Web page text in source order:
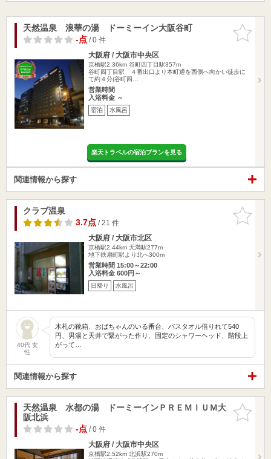
お気に入
りに追加
天然温泉 浪華の湯 ドーミーイン大阪谷町
-点/ 0 件
大阪府 / 大阪市中央区
京橋駅2.36km 谷町四丁目駅357m
谷町四丁目駅 ４番出口より本町通を西側へ向かい徒歩に
て約４分(谷町四…
営業時間
入浴料金 ～
宿泊 水風呂
楽天トラベルの宿泊プランを見る
関連情報から探す
お気に入
りに追加
クラブ温泉
3.7点/ 21 件
大阪府 / 大阪市北区
京橋駅2.44km 天満駅277m
地下鉄扇町駅より北へ300m
営業時間 15:00～22:00
入浴料金 600円～
日帰り 水風呂
40代 女
性
木札の靴箱、おばちゃんのいる番台、バスタオル借りれて540
円、男湯と天井で繋がった作り、固定のシャワーヘッド、階段上
がって…
関連情報から探す
お気に入
りに追加
天然温泉 水都の湯 ドーミーインＰＲＥＭＩＵＭ大
阪北浜
-点/ 0 件
大阪府 / 大阪市中央区
京橋駅2.52km 北浜駅270m